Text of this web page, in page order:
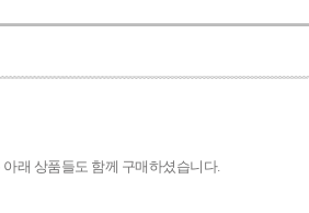
래 상품들도 함께 구매하셨습니다.